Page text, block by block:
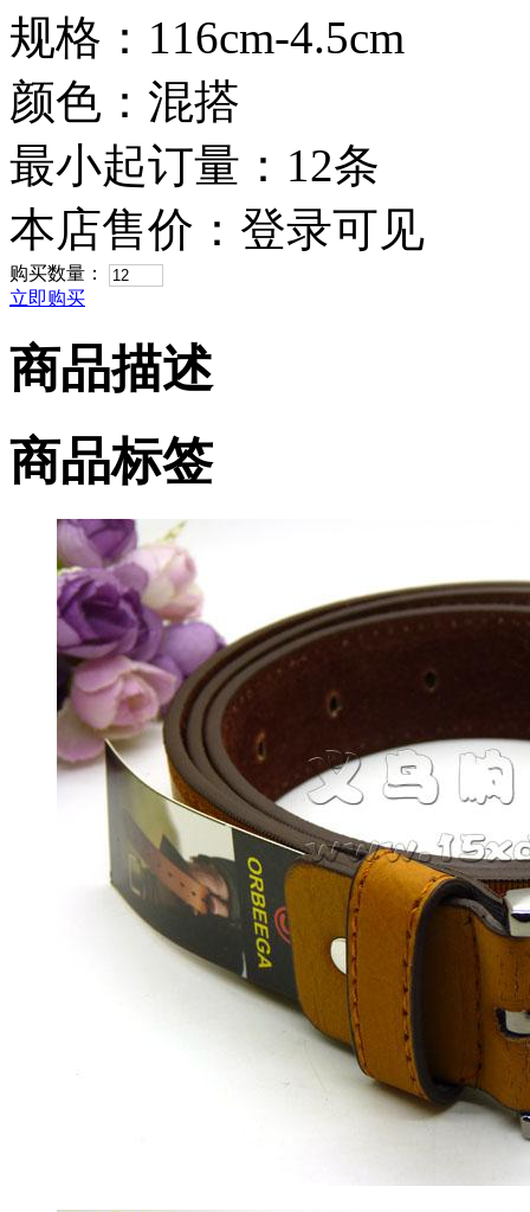
规格：116cm-4.5cm
颜色：混搭
最小起订量：12条
本店售价： 登录可见
购买数量：
立即购买
商品描述
商品标签